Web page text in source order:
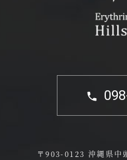
〒903-0123 沖縄県中